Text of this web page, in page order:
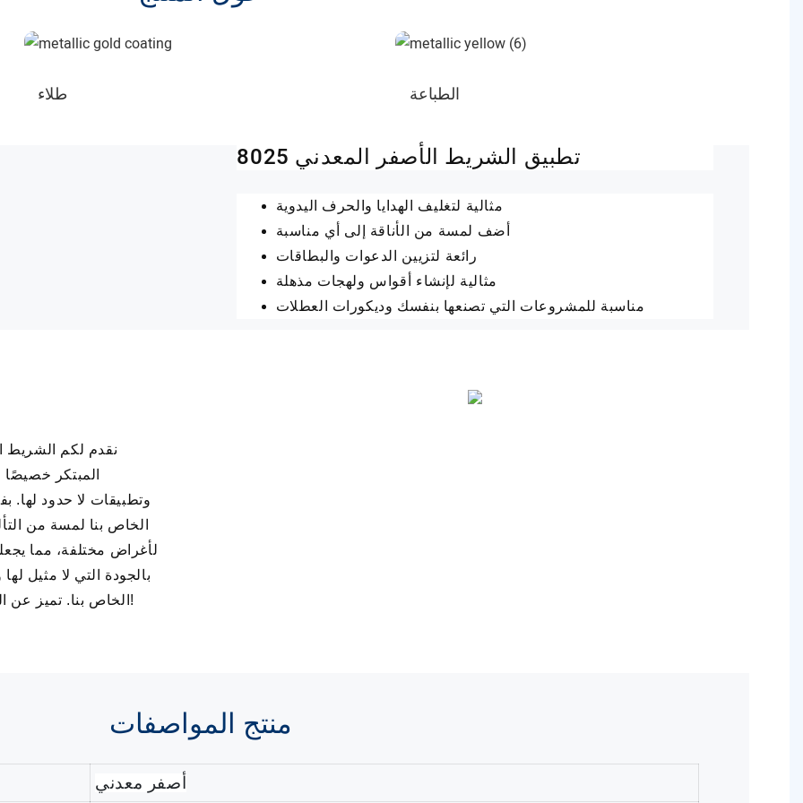
طلاء الطباعة
تطبيق الشريط الأصفر المعدني 8025
مثالية لتغليف الهدايا والحرف اليدوية
أضف لمسة من الأناقة إلى أي مناسبة
رائعة لتزيين الدعوات والبطاقات
مثالية لإنشاء أقواس ولهجات مذهلة
مناسبة للمشروعات التي تصنعها بنفسك وديكورات العطلات
المبتكر خصيصًا
وتطبيقات لا حدود لها.
الخاص بنا لمسة من
لأغراض مختلفة، مما
بالجودة التي لا مثيل
الخاص بنا. تميز عن الآخرين وارفع مستوى إبداعاتك مع هذا المنتج الرائع!
منتج المواصفات
أصفر معدني